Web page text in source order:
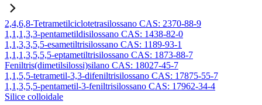
2,4,6,8-Tetrametilciclotetrasilossano CAS: 2370-88-9
1,1,1,3,3-pentametildisilossano CAS: 1438-82-0
1,1,3,3,5,5-esametiltrisilossano CAS: 1189-93-1
1,1,1,3,5,5,5-eptametiltrisilossano CAS: 1873-88-7
Feniltris(dimetilsilossi)silano CAS: 18027-45-7
1,1,5,5-tetrametil-3,3-difeniltrisilossano CAS: 17875-55-7
1,1,3,5,5-pentametil-3-feniltrisilossano CAS: 17962-34-4
Silice colloidale